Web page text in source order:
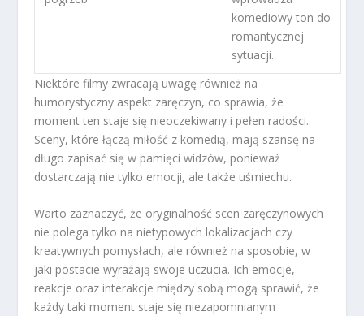
komediowy ton do
romantycznej
sytuacji.
Niektóre filmy zwracają uwagę również na
humorystyczny aspekt zaręczyn, co sprawia, że
moment ten staje się nieoczekiwany i pełen radości.
Sceny, które łączą miłość z komedią, mają szansę na
długo zapisać się w pamięci widzów, ponieważ
dostarczają nie tylko emocji, ale także uśmiechu.
Warto zaznaczyć, że oryginalność scen zaręczynowych
nie polega tylko na nietypowych lokalizacjach czy
kreatywnych pomysłach, ale również na sposobie, w
jaki postacie wyrażają swoje uczucia. Ich emocje,
reakcje oraz interakcje między sobą mogą sprawić, że
każdy taki moment staje się niezapomnianym